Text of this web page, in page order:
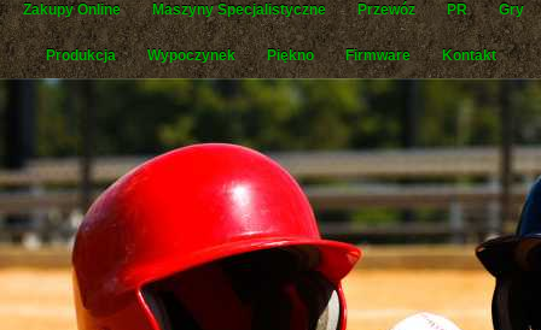
Zakupy Online Maszyny Specjalistyczne Przewóz PR Gry
Produkcja Wypoczynek Piękno Firmware Kontakt